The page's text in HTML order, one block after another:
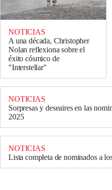
NOTICIAS
A una década, Christopher
Nolan reflexiona sobre el
éxito cósmico de
"Interstellar"
NOTICIAS
Sorpresas y deseaires en las
2025
NOTICIAS
Lista completa de nominados a